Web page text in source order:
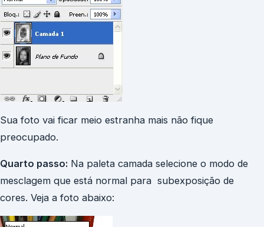
Sua foto vai ficar meio estranha mais não fique
preocupado.
Quarto passo: Na paleta camada selecione o modo de
mesclagem que está normal para subexposição de
cores. Veja a foto abaixo: